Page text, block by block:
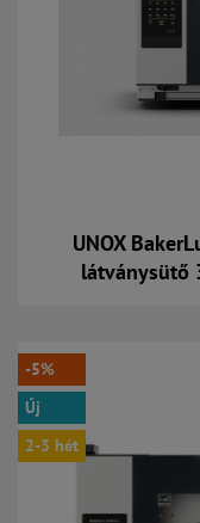
UNOX
látványsütő
-5%
Új
2-3 hét